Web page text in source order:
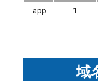
.app 1
域